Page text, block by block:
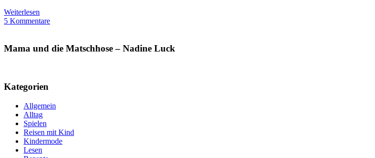
Weiterlesen
5 Kommentare
Mama und die Matschhose – Nadine Luck
Kategorien
Allgemein
Alltag
Spielen
Reisen mit Kind
Kindermode
Lesen